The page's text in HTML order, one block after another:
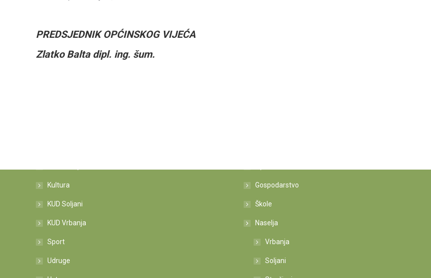
PREDSJEDNIK OPĆINSKOG VIJEĆA
Zlatko Balta dipl. ing. šum.
Kultura
KUD Soljani
KUD Vrbanja
Sport
Udruge
Gospodarstvo
Škole
Naselja
Vrbanja
Soljani